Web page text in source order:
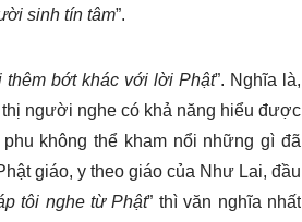
sinh tín tâm”.
thêm bớt khác với lời Phật”. Nghĩa là,
người nghe có khả năng hiểu được
không thể kham nổi những gì đã
giáo, y theo giáo của Như Lai, đầu
tôi nghe từ Phật” thì văn nghĩa nhất